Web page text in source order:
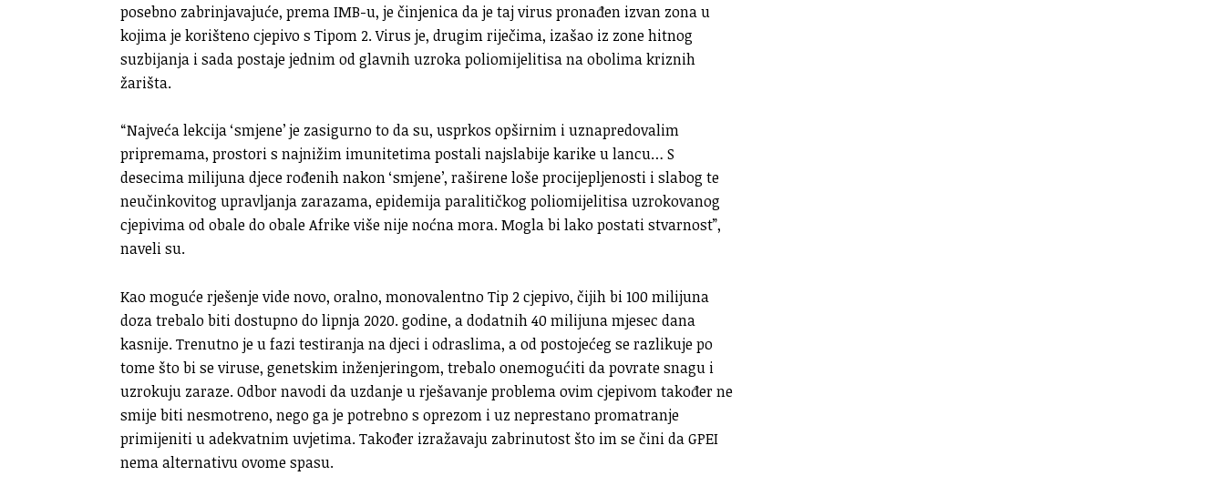
posebno zabrinjavajuće, prema IMB-u, je činjenica da je taj virus pronađen izvan zona u
kojima je korišteno cjepivo s Tipom 2. Virus je, drugim riječima, izašao iz zone hitnog
suzbijanja i sada postaje jednim od glavnih uzroka poliomijelitisa na obolima kriznih
žarišta.
“Najveća lekcija ‘smjene’ je zasigurno to da su, usprkos opširnim i uznapredovalim
pripremama, prostori s najnižim imunitetima postali najslabije karike u lancu… S
desecima milijuna djece rođenih nakon ‘smjene’, raširene loše procijepljenosti i slabog te
neučinkovitog upravljanja zarazama, epidemija paralitičkog poliomijelitisa uzrokovanog
cjepivima od obale do obale Afrike više nije noćna mora. Mogla bi lako postati stvarnost”,
naveli su.
Kao moguće rješenje vide novo, oralno, monovalentno Tip 2 cjepivo, čijih bi 100 milijuna
doza trebalo biti dostupno do lipnja 2020. godine, a dodatnih 40 milijuna mjesec dana
kasnije. Trenutno je u fazi testiranja na djeci i odraslima, a od postojećeg se razlikuje po
tome što bi se viruse, genetskim inženjeringom, trebalo onemogućiti da povrate snagu i
uzrokuju zaraze. Odbor navodi da uzdanje u rješavanje problema ovim cjepivom također ne
smije biti nesmotreno, nego ga je potrebno s oprezom i uz neprestano promatranje
primijeniti u adekvatnim uvjetima. Također izražavaju zabrinutost što im se čini da GPEI
nema alternativu ovome spasu.